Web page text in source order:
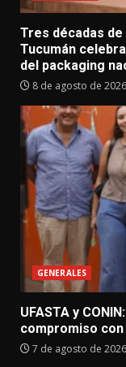
Tres décadas
Tucumán
del packaging
8 de agosto de 2026
GENERALES
UFASTA y
compromiso con
7 de agosto de 2026